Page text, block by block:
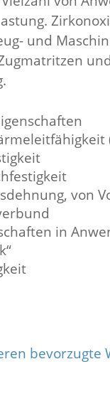
und
von
in
bevorzugte